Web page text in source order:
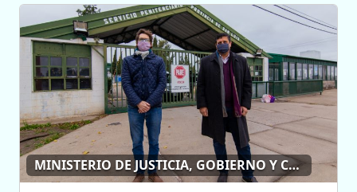
MINISTERIO DE JUSTICIA, GOBIERNO Y CULTO